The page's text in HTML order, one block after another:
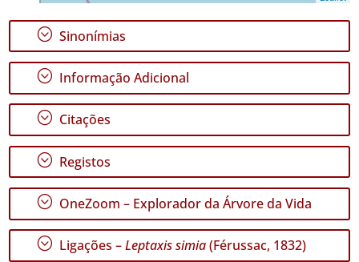
GBIF -
Ocorrências
🔗 GBIF
🔗 GBIF
World
; Sinonímias
; Informação Adicional
; Citações
; Registos
; OneZoom – Explorador da Árvore da Vida
; Ligações –Leptaxis simia(Férussac, 1832)